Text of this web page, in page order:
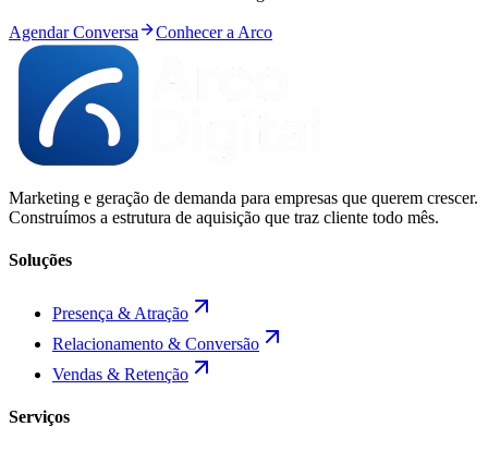
Agendar Conversa Conhecer a Arco
Marketing e geração de demanda para empresas que querem crescer.
Construímos a estrutura de aquisição que traz cliente todo mês.
Soluções
Presença & Atração
Relacionamento & Conversão
Vendas & Retenção
Serviços